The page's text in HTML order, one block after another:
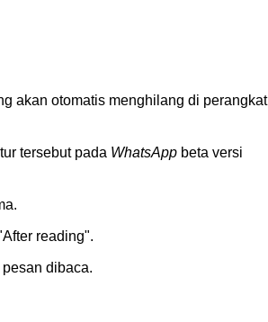
akan otomatis menghilang di perangkat
tersebut pada WhatsApp beta versi
reading".
dibaca.